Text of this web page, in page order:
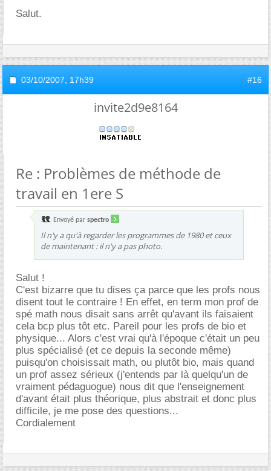
Salut.
03/10/2007, 17h39 #16
invite2d9e8164
Re : Problèmes de méthode de
travail en 1ere S
Envoyé par spectro
Il n'y a qu'à regarder les programmes de 1980 et ceux
de maintenant : il n'y a pas photo.
Salut !
C'est bizarre que tu dises ça parce que les profs nous
disent tout le contraire ! En effet, en term mon prof de
spé math nous disait sans arrêt qu'avant ils faisaient
cela bcp plus tôt etc. Pareil pour les profs de bio et
physique... Alors c'est vrai qu'à l'époque c'était un peu
plus spécialisé (et ce depuis la seconde même)
puisqu'on choisissait math, ou plutôt bio, mais quand
un prof assez sérieux (j'entends par là quelqu'un de
vraiment pédaguogue) nous dit que l'enseignement
d'avant était plus théorique, plus abstrait et donc plus
difficile, je me pose des questions...
Cordialement